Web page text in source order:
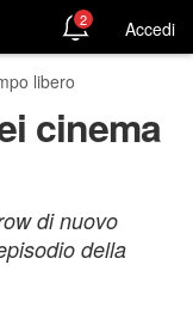
2 Accedi
libero
cinema
di nuovo
della